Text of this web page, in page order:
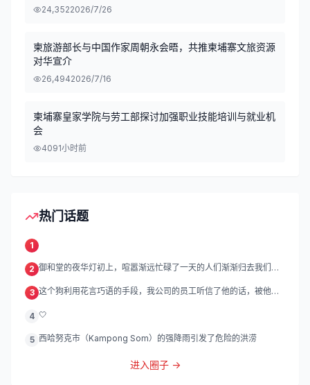
24,3522026/7/26
柬旅游部长与中国作家周朝永会晤，共推柬埔寨文旅资源
对华宣介
26,4942026/7/16
柬埔寨皇家学院与劳工部探讨加强职业技能培训与就业机
会
4091小时前
热门话题
1
2 御和堂的夜华灯初上，喧嚣渐远忙碌了一天的人们渐渐归去我们的
3 这个狗利用花言巧语的手段，我公司的员工听信了他的话，被他带
4 🤍
5 西哈努克市（Kampong Som）的强降雨引发了危险的洪涝
进入圈子 →